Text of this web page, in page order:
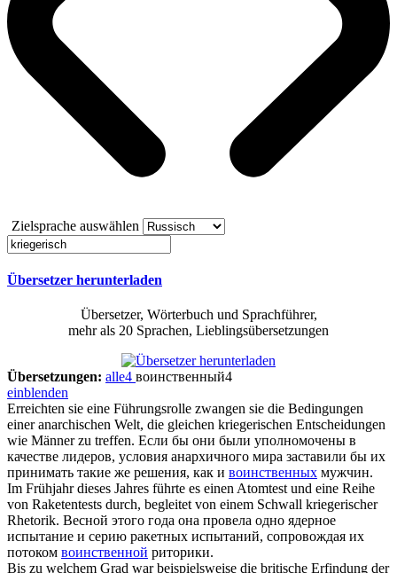
Zielsprache auswählen
Übersetzer herunterladen
Übersetzer, Wörterbuch und Sprachführer,
mehr als 20 Sprachen, Lieblingsübersetzungen
Übersetzungen: alle4 воинственный4
einblenden
Erreichten sie eine Führungsrolle zwangen sie die Bedingungen
einer anarchischen Welt, die gleichen kriegerischen Entscheidungen
wie Männer zu treffen. Если бы они были уполномочены в
качестве лидеров, условия анархичного мира заставили бы их
принимать такие же решения, как и воинственных мужчин.
Im Frühjahr dieses Jahres führte es einen Atomtest und eine Reihe
von Raketentests durch, begleitet von einem Schwall kriegerischer
Rhetorik. Весной этого года она провела одно ядерное
испытание и серию ракетных испытаний, сопровождая их
потоком воинственной риторики.
Bis zu welchem Grad war beispielsweise die britische Erfindung der